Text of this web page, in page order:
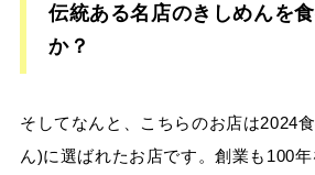
伝統ある名店のきしめんを
か？
そしてなんと、こちらのお店は2024
ん)に選ばれたお店です。創業も100